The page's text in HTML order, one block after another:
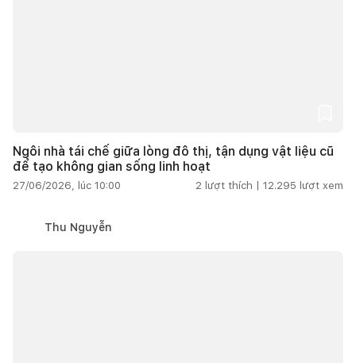
Ngôi nhà tái chế giữa lòng đô thị, tận dụng vật liệu cũ
để tạo không gian sống linh hoạt
27/06/2026, lúc 10:00 2 lượt thích | 12.295 lượt xem
Thu Nguyễn